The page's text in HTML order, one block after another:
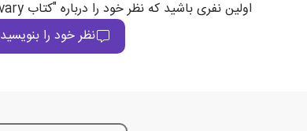
اولین نفری باشید که نظر خود را درباره "کتاب Madame Bovary" ثبت می‌کند
نظر خود را بنویسید